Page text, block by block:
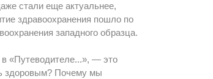
стали еще актуальнее,
здравоохранения пошло по
западного образца.
«Путеводителе...», — это
здоровым? Почему мы